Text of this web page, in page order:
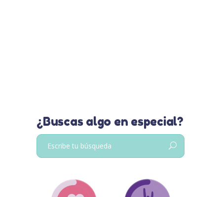
¿Buscas algo en especial?
Buscar: